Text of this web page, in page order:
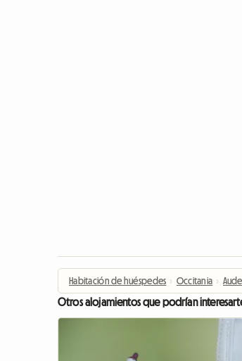
Habitación de huéspedes › Occitania › Aude
Otros alojamientos que podrían